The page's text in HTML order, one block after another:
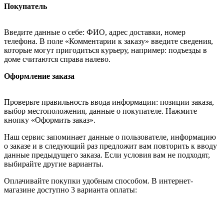
Покупатель
Введите данные о себе: ФИО, адрес доставки, номер
телефона. В поле «Комментарии к заказу» введите сведения,
которые могут пригодиться курьеру, например: подъезды в
доме считаются справа налево.
Оформление заказа
Проверьте правильность ввода информации: позиции заказа,
выбор местоположения, данные о покупателе. Нажмите
кнопку «Оформить заказ».
Наш сервис запоминает данные о пользователе, информацию
о заказе и в следующий раз предложит вам повторить к вводу
данные предыдущего заказа. Если условия вам не подходят,
выбирайте другие варианты.
Оплачивайте покупки удобным способом. В интернет-
магазине доступно 3 варианта оплаты: